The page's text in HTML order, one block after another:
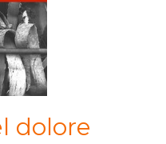
dolore